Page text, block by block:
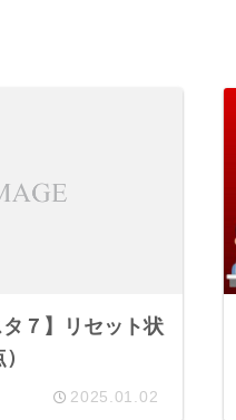
７】リセット状
2025.01.02